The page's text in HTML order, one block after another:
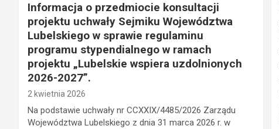
Informacja o przedmiocie konsultacji
projektu uchwały Sejmiku Województwa
Lubelskiego w sprawie regulaminu
programu stypendialnego w ramach
projektu „Lubelskie wspiera uzdolnionych
2026-2027”.
2 kwietnia 2026
Na podstawie uchwały nr CCXXIX/4485/2026 Zarządu
Województwa Lubelskiego z dnia 31 marca 2026 r. w